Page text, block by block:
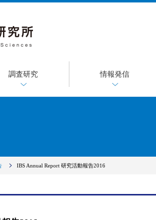
調査研究 情報発信
IBS Annual Report 研究活動報告2016